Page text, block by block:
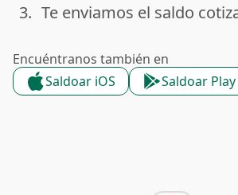
done
3. Te enviamos el saldo
Encuéntranos también en
Saldoar iOS
Saldoar